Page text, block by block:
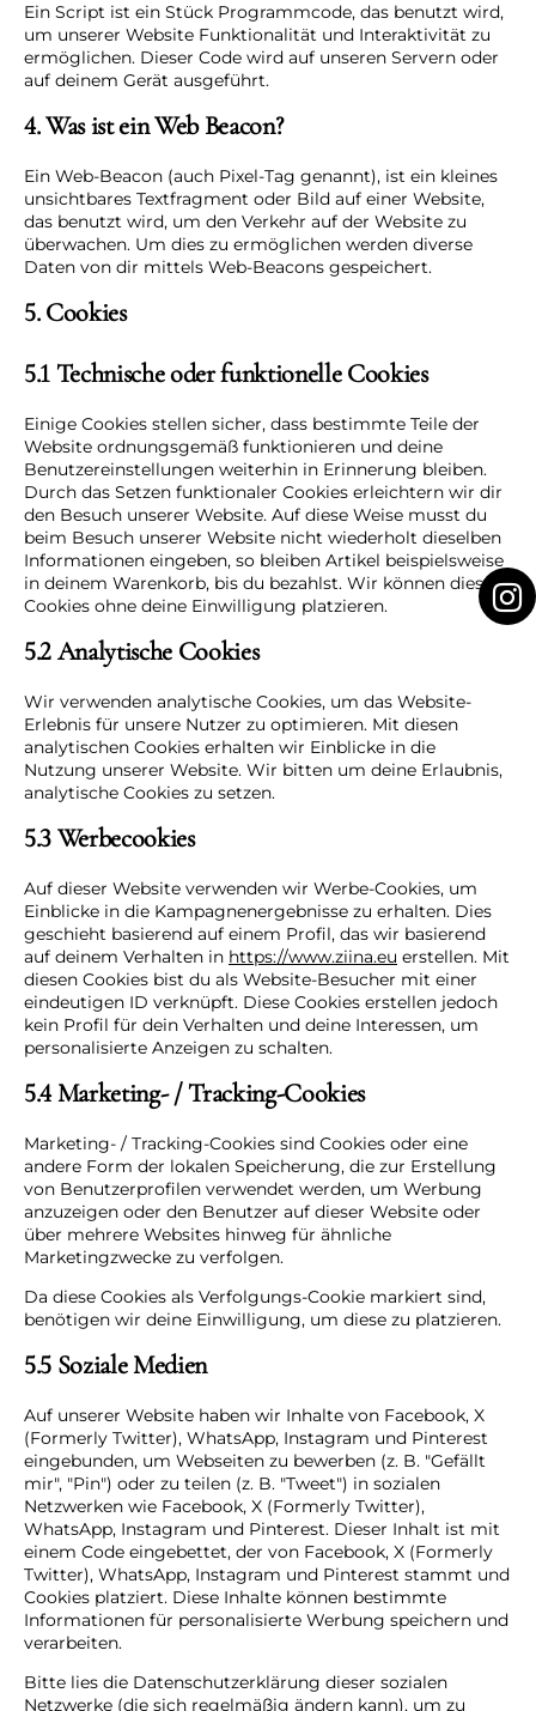
Ein Script ist ein Stück Programmcode, das benutzt wird,
um unserer Website Funktionalität und Interaktivität zu
ermöglichen. Dieser Code wird auf unseren Servern oder
auf deinem Gerät ausgeführt.
4. Was ist ein Web Beacon?
Ein Web-Beacon (auch Pixel-Tag genannt), ist ein kleines
unsichtbares Textfragment oder Bild auf einer Website,
das benutzt wird, um den Verkehr auf der Website zu
überwachen. Um dies zu ermöglichen werden diverse
Daten von dir mittels Web-Beacons gespeichert.
5. Cookies
5.1 Technische oder funktionelle Cookies
Einige Cookies stellen sicher, dass bestimmte Teile der
Website ordnungsgemäß funktionieren und deine
Benutzereinstellungen weiterhin in Erinnerung bleiben.
Durch das Setzen funktionaler Cookies erleichtern wir dir
den Besuch unserer Website. Auf diese Weise musst du
beim Besuch unserer Website nicht wiederholt dieselben
Informationen eingeben, so bleiben Artikel beispielsweise
in deinem Warenkorb, bis du bezahlst. Wir können diese
Cookies ohne deine Einwilligung platzieren.
5.2 Analytische Cookies
Wir verwenden analytische Cookies, um das Website-
Erlebnis für unsere Nutzer zu optimieren. Mit diesen
analytischen Cookies erhalten wir Einblicke in die
Nutzung unserer Website. Wir bitten um deine Erlaubnis,
analytische Cookies zu setzen.
5.3 Werbecookies
Auf dieser Website verwenden wir Werbe-Cookies, um
Einblicke in die Kampagnenergebnisse zu erhalten. Dies
geschieht basierend auf einem Profil, das wir basierend
auf deinem Verhalten in https://www.ziina.eu erstellen. Mit
diesen Cookies bist du als Website-Besucher mit einer
eindeutigen ID verknüpft. Diese Cookies erstellen jedoch
kein Profil für dein Verhalten und deine Interessen, um
personalisierte Anzeigen zu schalten.
5.4 Marketing- / Tracking-Cookies
Marketing- / Tracking-Cookies sind Cookies oder eine
andere Form der lokalen Speicherung, die zur Erstellung
von Benutzerprofilen verwendet werden, um Werbung
anzuzeigen oder den Benutzer auf dieser Website oder
über mehrere Websites hinweg für ähnliche
Marketingzwecke zu verfolgen.
Da diese Cookies als Verfolgungs-Cookie markiert sind,
benötigen wir deine Einwilligung, um diese zu platzieren.
5.5 Soziale Medien
Auf unserer Website haben wir Inhalte von Facebook, X
(Formerly Twitter), WhatsApp, Instagram und Pinterest
eingebunden, um Webseiten zu bewerben (z. B. "Gefällt
mir", "Pin") oder zu teilen (z. B. "Tweet") in sozialen
Netzwerken wie Facebook, X (Formerly Twitter),
WhatsApp, Instagram und Pinterest. Dieser Inhalt ist mit
einem Code eingebettet, der von Facebook, X (Formerly
Twitter), WhatsApp, Instagram und Pinterest stammt und
Cookies platziert. Diese Inhalte können bestimmte
Informationen für personalisierte Werbung speichern und
verarbeiten.
Bitte lies die Datenschutzerklärung dieser sozialen
Netzwerke (die sich regelmäßig ändern kann), um zu